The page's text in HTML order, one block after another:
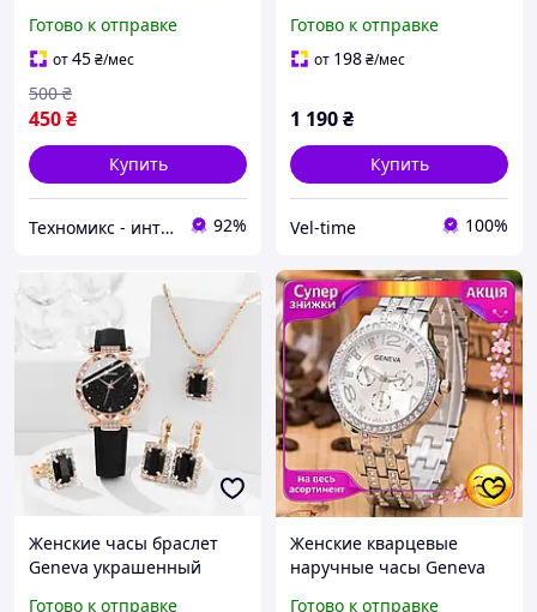
с камешками
Готово к отправке
от45₴/мес
450₴
500 ₴
Купить
Техномикс - интернет - магазин качественной техники, электроники и других товаров для дома и работы 92%
Quartz Butterfly белые
часики + украшения
Готово к отправке
от 198₴/мес
1 190₴
Купить
Vel-time 100%
Женские часы браслет
Geneva украшенный
Готово к отправке
Женские кварцевые
наручные часы Geneva
Готово к отправке